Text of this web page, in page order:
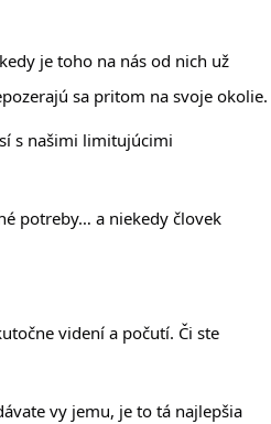
je toho na nás od nich už
sa pritom na svoje okolie.
s našimi limitujúcimi
potreby… a niekedy človek
videní a počutí. Či ste
vy jemu, je to tá najlepšia